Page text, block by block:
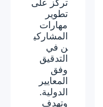
تركز على
تطوير
مهارات
المشاركي
ن في
التدقيق
وفق
المعايير
الدولية.
وتهدف